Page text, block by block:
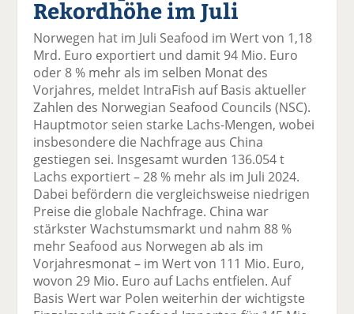
uf
F
ac
e
b
o
o
k
te
il
e
n
wi
tt
er
n
uf
Li
k
e
di
te
il
e
er
E
ai
l
v
n
d
n
ru
n
Rekordhöhe im Juli
Norwegen hat im Juli Seafood im Wert von 1,18
Mrd. Euro exportiert und damit 94 Mio. Euro
oder 8 % mehr als im selben Monat des
Vorjahres, meldet IntraFish auf Basis aktueller
Zahlen des Norwegian Seafood Councils (NSC).
Hauptmotor seien starke Lachs-Mengen, wobei
insbesondere die Nachfrage aus China
gestiegen sei. Insgesamt wurden 136.054 t
Lachs exportiert – 28 % mehr als im Juli 2024.
Dabei befördern die vergleichsweise niedrigen
Preise die globale Nachfrage. China war
stärkster Wachstumsmarkt und nahm 88 %
mehr Seafood aus Norwegen ab als im
Vorjahresmonat – im Wert von 111 Mio. Euro,
wovon 29 Mio. Euro auf Lachs entfielen. Auf
Basis Wert war Polen weiterhin der wichtigste